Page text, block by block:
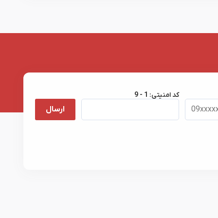
کد امنیتی: 9 - 1
ارسال